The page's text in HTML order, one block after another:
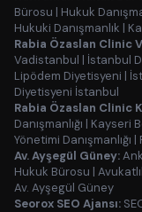
Bürosu | Hukuk
Hukuki Danışmanlık |
Rabia Özaslan Clinic
Vadistanbul | İstanbul
Lipödem Diyetisyeni |
Diyetisyeni İstanbul
Rabia Özaslan Clinic
Danışmanlığı | Kayseri
Yönetimi Danışmanlığı |
Av. Ayşegül Güney:
Hukuk Bürosu |
Av. Ayşegül Güney
Seorox SEO Ajansı: